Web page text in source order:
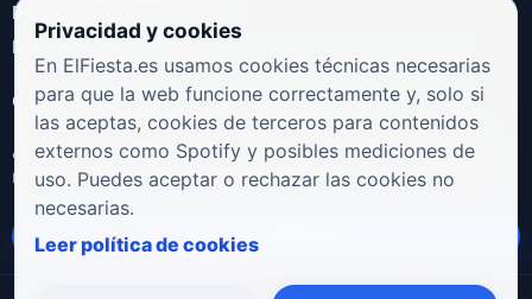
Política de privacidad
Política de cookies
COLABORA
¿Eres artista, manager, sello o promotor? Envíanos tus
novedades, galas, entrevistas o propuestas musicales.
Enviar propuesta
Privacidad y cookies
En ElFiesta.es usamos cookies técnicas necesarias
para que la web funcione correctamente y, solo si
las aceptas, cookies de terceros para contenidos
externos como Spotify y posibles mediciones de
uso. Puedes aceptar o rechazar las cookies no
necesarias.
Leer política de cookies